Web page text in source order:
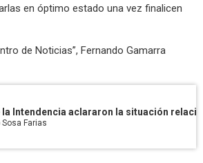
en óptimo estado una vez finalicen
de Noticias”, Fernando Gamarra
Farias